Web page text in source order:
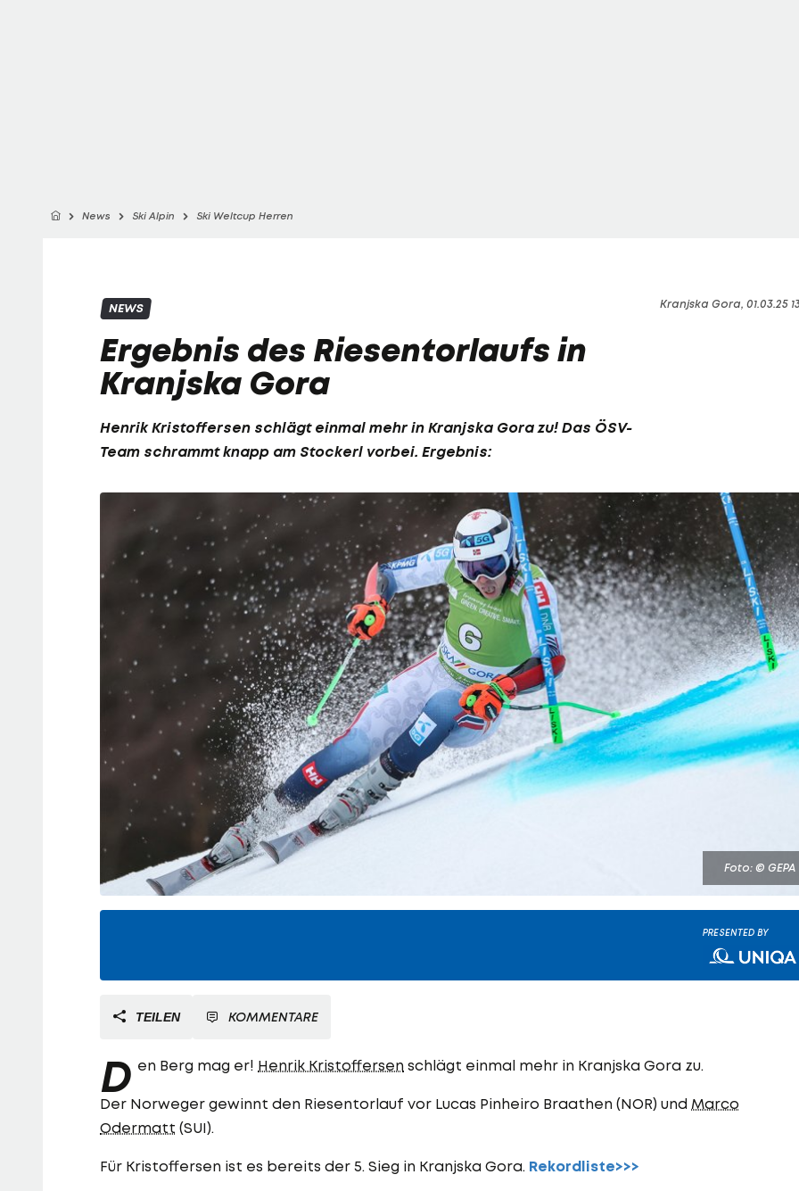
News Ski Alpin Ski Weltcup Herren
Kranjska Gora, 01.03.25
NEWS
Ergebnis des Riesentorlaufs in
Kranjska Gora
Henrik Kristoffersen schlägt einmal mehr in Kranjska Gora zu! Das ÖSV-
Team schrammt knapp am Stockerl vorbei. Ergebnis:
Foto: © GEPA
PRESENTED BY
TEILEN KOMMENTARE
D en Berg mag er! Henrik Kristoffersen schlägt einmal mehr in Kranjska Gora zu.
Der Norweger gewinnt den Riesentorlauf vor Lucas Pinheiro Braathen (NOR) und Marco
Odermatt (SUI).
Für Kristoffersen ist es bereits der 5. Sieg in Kranjska Gora. Rekordliste>>>